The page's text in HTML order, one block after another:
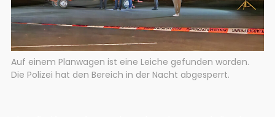
Auf einem Planwagen ist eine Leiche gefunden worden.
Die Polizei hat den Bereich in der Nacht abgesperrt.